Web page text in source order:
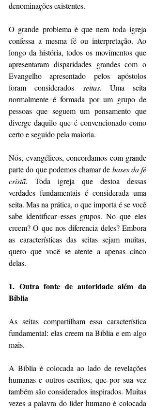
denominações existentes.
O grande problema é que nem toda igreja
confessa a mesma fé ou interpretação. Ao
longo da história, todos os movimentos que
apresentaram disparidades grandes com o
Evangelho apresentado pelos apóstolos
foram considerados seitas. Uma seita
normalmente é formada por um grupo de
pessoas que seguem um pensamento que
diverge daquilo que é convencionado como
certo e seguido pela maioria.
Nós, evangélicos, concordamos com grande
parte do que podemos chamar de bases da fé
cristã. Toda igreja que destoa dessas
verdades fundamentais é considerada uma
seita. Mas na prática, o que importa é se você
sabe identificar esses grupos. No que eles
creem? O que nos diferencia deles? Embora
as características das seitas sejam muitas,
quero que você se atente a apenas cinco
delas.
1. Outra fonte de autoridade além da
Bíblia
As seitas compartilham essa característica
fundamental: elas creem na Bíblia e em algo
mais.
A Bíblia é colocada ao lado de revelações
humanas e outros escritos, que por sua vez
também são considerados inspirados. Muitas
vezes a palavra do líder humano é colocada